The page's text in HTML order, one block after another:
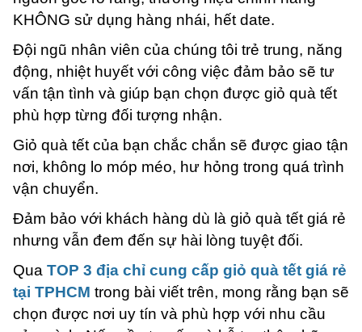
KHÔNG sử dụng hàng nhái, hết date.
Đội ngũ nhân viên của chúng tôi trẻ trung, năng
động, nhiệt huyết với công việc đảm bảo sẽ tư
vấn tận tình và giúp bạn chọn được giỏ quà tết
phù hợp từng đối tượng nhận.
Giỏ quà tết của bạn chắc chắn sẽ được giao tận
nơi, không lo móp méo, hư hỏng trong quá trình
vận chuyển.
Đảm bảo với khách hàng dù là giỏ quà tết giá rẻ
nhưng vẫn đem đến sự hài lòng tuyệt đối.
Qua TOP 3 địa chỉ cung cấp giỏ quà tết giá rẻ
tại TPHCM trong bài viết trên, mong rằng bạn sẽ
chọn được nơi uy tín và phù hợp với nhu cầu